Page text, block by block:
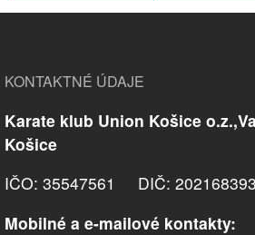
KONTAKTNÉ ÚDAJE
Karate klub Union Košice
Košice
IČO: 35547561 DIČ:
Mobilné a e-mailové kontakty: